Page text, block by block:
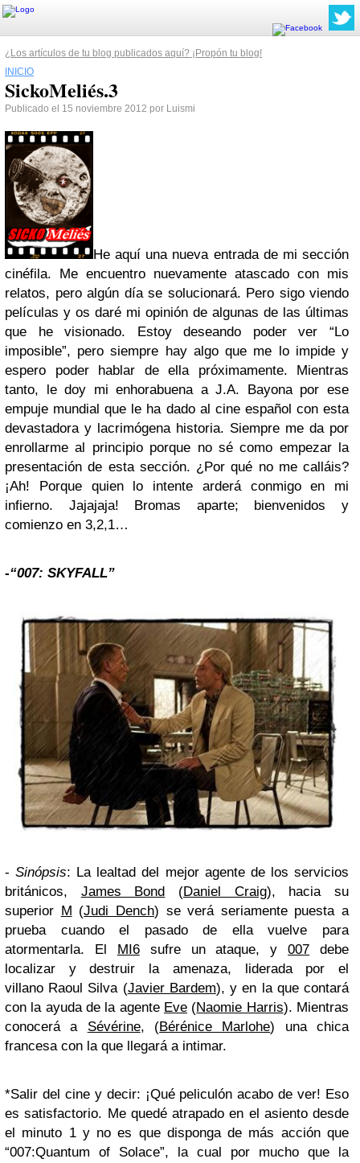
¿Los artículos de tu blog publicados aquí? ¡Propón tu blog!
INICIO
SickoMeliés.3
Publicado el 15 noviembre 2012 por Luismi
He aquí una nueva entrada de mi sección
cinéfila. Me encuentro nuevamente atascado con mis
relatos, pero algún día se solucionará. Pero sigo viendo
películas y os daré mi opinión de algunas de las últimas
que he visionado. Estoy deseando poder ver “Lo
imposible”, pero siempre hay algo que me lo impide y
espero poder hablar de ella próximamente. Mientras
tanto, le doy mi enhorabuena a J.A. Bayona por ese
empuje mundial que le ha dado al cine español con esta
devastadora y lacrimógena historia. Siempre me da por
enrollarme al principio porque no sé como empezar la
presentación de esta sección. ¿Por qué no me calláis?
¡Ah! Porque quien lo intente arderá conmigo en mi
infierno. Jajajaja! Bromas aparte; bienvenidos y
comienzo en 3,2,1…
-“007: SKYFALL”
- Sinópsis: La lealtad del mejor agente de los servicios
británicos, James Bond (Daniel Craig), hacia su
superior M (Judi Dench) se verá seriamente puesta a
prueba cuando el pasado de ella vuelve para
atormentarla. El
MI6sufre un ataque, y007 debe
localizar y destruir la amenaza, liderada por el
villano Raoul Silva (Javier Bardem), y en la que contará
con la ayuda de la agente Eve (Naomie Harris). Mientras
conocerá a Sévérine, (Bérénice Marlohe) una chica
francesa con la que llegará a intimar.
*Salir del cine y decir: ¡Qué peliculón acabo de ver! Eso
es satisfactorio. Me quedé atrapado en el asiento desde
el minuto 1 y no es que disponga de más acción que
“007:Quantum of Solace”, la cual por mucho que la